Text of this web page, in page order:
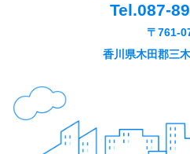
Tel.087-
〒761-
香川県木田郡三